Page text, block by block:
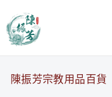
陳振芳宗教用品百貨
陳振芳宗教用品百貨